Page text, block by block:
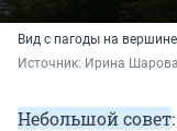
Вид с пагоды на
Источник: Ирина
Небольшой совет